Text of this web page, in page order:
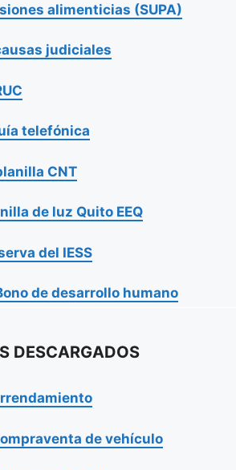
alimenticias (SUPA)
judiciales
telefónica
CNT
de luz Quito EEQ
del IESS
de desarrollo humano
DESCARGADOS
de vehículo